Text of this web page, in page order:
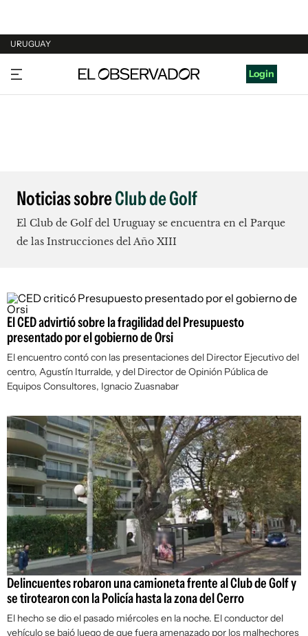
URUGUAY
URUGUAY
ARGENTINA
Login
Noticias sobreClub de Golf
El Club de Golf del Uruguay se encuentra en el Parque
de las Instrucciones del Año XIII
El CED advirtió sobre la fragilidad del Presupuesto
presentado por el gobierno de Orsi
El encuentro contó con las presentaciones del Director Ejecutivo del
centro, Agustín Iturralde, y del Director de Opinión Pública de
Equipos Consultores, Ignacio Zuasnabar
Delincuentes robaron una camioneta frente al Club de Golf y
se tirotearon con la Policía hasta la zona del Cerro
El hecho se dio el pasado miércoles en la noche. El conductor del
vehículo se bajó luego de que fuera amenazado por los malhechores